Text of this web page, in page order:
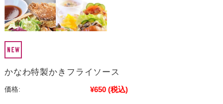
かなわ特製かきフライソース
価格: ¥650 (税込)